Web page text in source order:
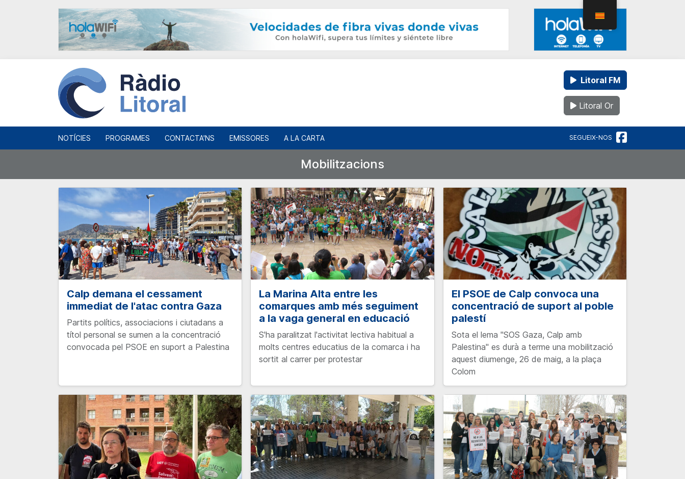
Litoral FM
Litoral Or
NOTÍCIES PROGRAMES CONTACTA'NS EMISSORES A LA CARTA SEGUEIX-NOS
Mobilitzacions
Calp demana el cessament
immediat de l'atac contra Gaza
Partits polítics, associacions i ciutadans a
títol personal se sumen a la concentració
convocada pel PSOE en suport a Palestina
La Marina Alta entre les
comarques amb més seguiment
a la vaga general en educació
S'ha paralitzat l'activitat lectiva habitual a
molts centres educatius de la comarca i ha
sortit al carrer per protestar
El PSOE de Calp convoca una
concentració de suport al poble
palestí
Sota el lema "SOS Gaza, Calp amb
Palestina" es durà a terme una mobilització
aquest diumenge, 26 de maig, a la plaça
Colom